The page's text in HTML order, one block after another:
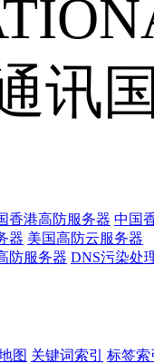
讯
香港高防服务器 中国
器 美国高防云服务器
防服务器 DNS污染处
图 关键词索引 标签索